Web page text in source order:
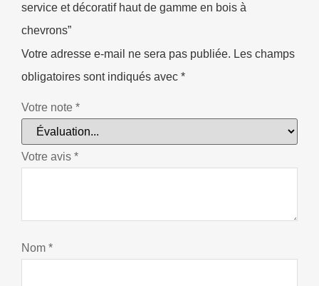
service et décoratif haut de gamme en bois à
chevrons”
Votre adresse e-mail ne sera pas publiée. Les champs
obligatoires sont indiqués avec *
Votre note *
Votre avis *
Nom *